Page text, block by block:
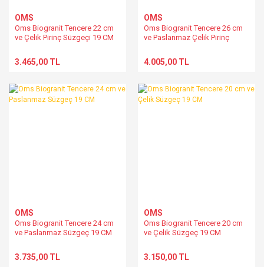
OMS
Oms Biogranit Tencere 22 cm
ve Çelik Pirinç Süzgeçi 19 CM
3.465,00 TL
OMS
Oms Biogranit Tencere 26 cm
ve Paslanmaz Çelik Pirinç
4.005,00 TL
OMS
Oms Biogranit Tencere 24 cm
ve Paslanmaz Süzgeç 19 CM
3.735,00 TL
OMS
Oms Biogranit Tencere 20 cm
ve Çelik Süzgeç 19 CM
3.150,00 TL